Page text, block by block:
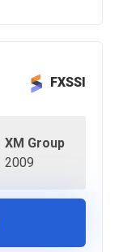
FXSSI
XM Group
2009